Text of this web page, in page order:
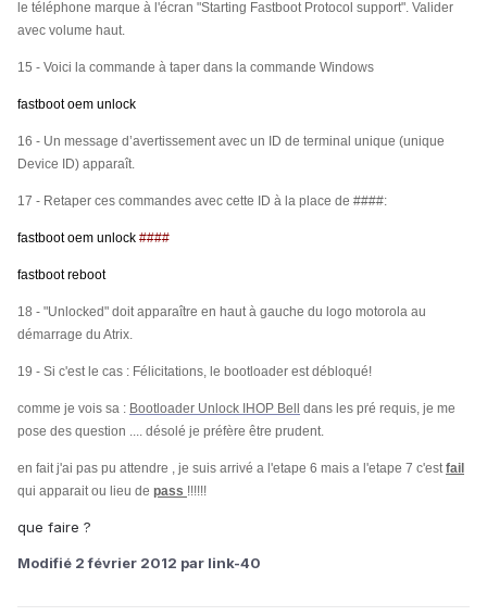
le téléphone marque à l'écran "Starting Fastboot Protocol support". Valider
avec volume haut.
15 - Voici la commande à taper dans la commande Windows
fastboot oem unlock
16 - Un message d’avertissement avec un ID de terminal unique (unique
Device ID) apparaît.
17 - Retaper ces commandes avec cette ID à la place de ####:
fastboot oem unlock ####
fastboot reboot
18 - "Unlocked" doit apparaître en haut à gauche du logo motorola au
démarrage du Atrix.
19 - Si c'est le cas : Félicitations, le bootloader est débloqué!
comme je vois sa : Bootloader Unlock IHOP Bell
dans les pré requis, je me
pose des question .... désolé je préfère être prudent.
en fait j'ai pas pu attendre , je suis arrivé a l'etape 6 mais a l'etape 7 c'estfail
qui apparait ou lieu de pass !!!!!!
que faire ?
Modifié 2 février 2012 par link-40